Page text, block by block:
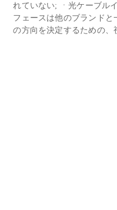
れていない; ㆍ光ケーブル
フェースは他のブランドと
の方向を決定するための、